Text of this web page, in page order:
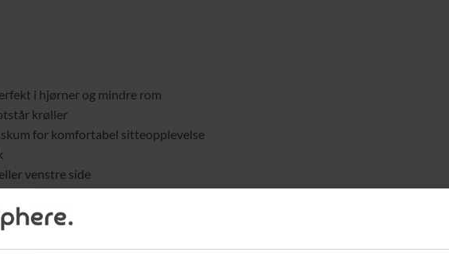
i hjørner og mindre rom
krøller
for komfortabel sitteopplevelse
venstre side